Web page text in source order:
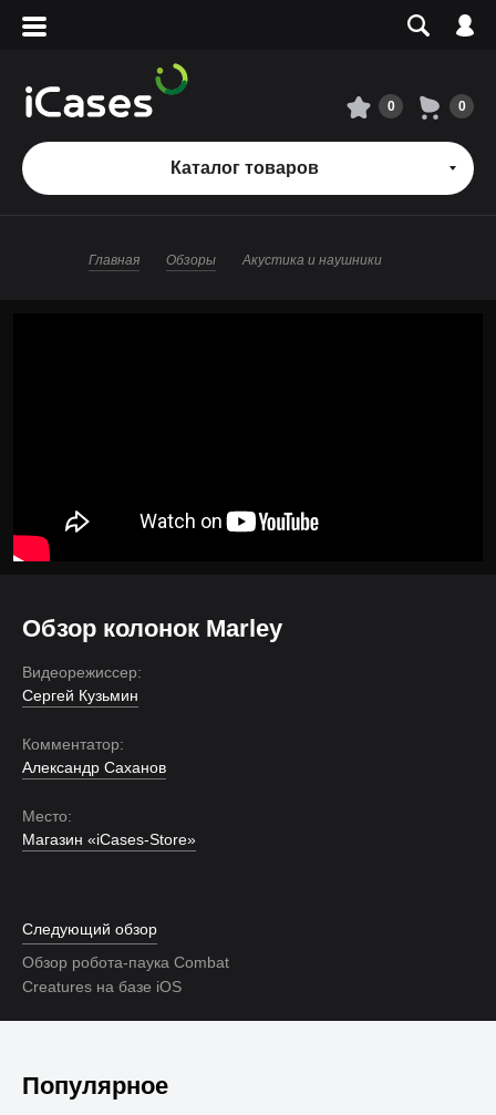
Вход
Сервисный центр
О магазине
0 0
Каталог товаров
Главная Обзоры Акустика и наушники
Обзор колонок Marley
Видеорежиссер:
Сергей Кузьмин
Комментатор:
Александр Саханов
Место:
Магазин «iCases-Store»
Следующий обзор
Обзор робота-паука Combat
Creatures на базе iOS
Популярное